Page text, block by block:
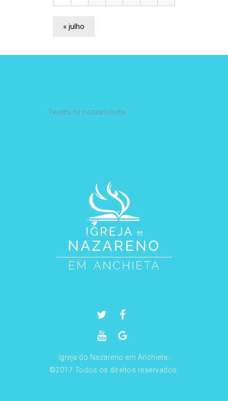
« julho
Tweets by nazaanchieta
Igreja do Nazareno em Anchieta.
©2017 Todos os direitos reservados.